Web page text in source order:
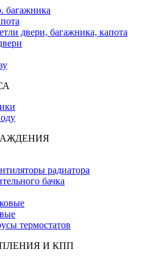
багажника
двери, багажника, капота
радиатора
бачка
термостатов
И КПП